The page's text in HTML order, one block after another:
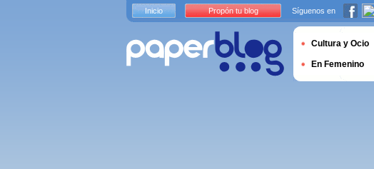
Inicio Propón tu blog Síguenos en
Cultura y Ocio
En Femenino